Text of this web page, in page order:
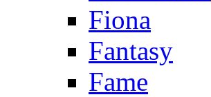
Fiona
Fantasy
Fame